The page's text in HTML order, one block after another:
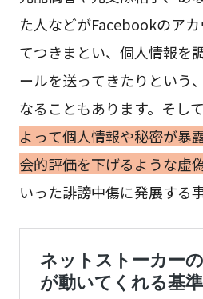
た人などがFacebookのア
てつきまとい、個人情報を
ールを送ってきたりという
なることもあります。そして
よって個人情報や秘密が暴
会的評価を下げるような虚
いった誹謗中傷に発展する